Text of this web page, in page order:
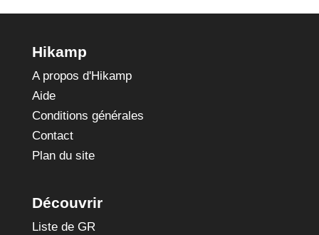
Hikamp
A propos d'Hikamp
Aide
Conditions générales
Contact
Plan du site
Découvrir
Liste de GR